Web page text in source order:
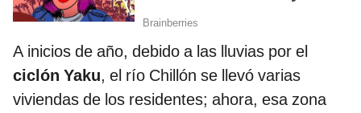
A inicios de año, debido a las lluvias por el
ciclón Yaku, el río Chillón se llevó varias
viviendas de los residentes; ahora, esa zona